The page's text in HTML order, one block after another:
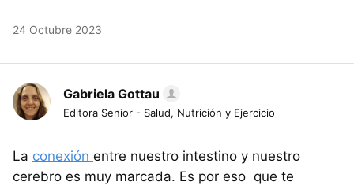
24 Octubre 2023
Gabriela Gottau
Editora Senior - Salud, Nutrición y Ejercicio
La conexión entre nuestro intestino y nuestro
cerebro es muy marcada. Es por eso que te